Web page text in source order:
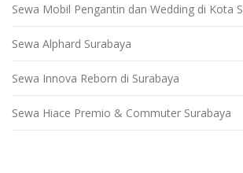
Sewa Mobil Pengantin dan Wedding di Kota
Sewa Alphard Surabaya
Sewa Innova Reborn di Surabaya
Sewa Hiace Premio & Commuter Surabaya